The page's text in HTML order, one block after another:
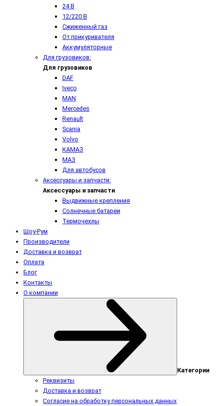
24 В
12/220 В
Сжиженный газ
От прикуривателя
Аккумуляторные
Для грузовиков:
Для грузовиков
DAF
Iveco
MAN
Mercedes
Renault
Scania
Volvo
КАМАЗ
МАЗ
Для автобусов
Аксессуары и запчасти:
Аксессуары и запчасти
Выдвижные крепления
Солнечные батареи
Термочехлы
Шоу-Рум
Производители
Доставка и возврат
Оплата
Блог
Контакты
О компании
Категории
Реквизиты
Доставка и возврат
Согласие на обработку персональных данных